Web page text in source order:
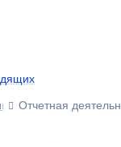
документы
Отчетная